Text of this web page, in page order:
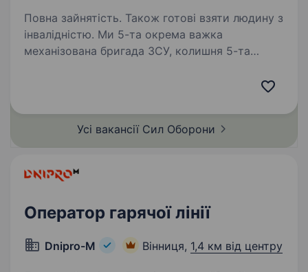
Повна зайнятість. Також готові взяти людину з
інвалідністю. Ми 5-та окрема важка
механізована бригада ЗСУ, колишня 5-та
з командиром, який здобув особливе визнання
утримував стратегічно важливі позиції…
Усі вакансії Сил Оборони
Оператор гарячої лінії
Dnipro-M Вінниця, 1,4 км від центру